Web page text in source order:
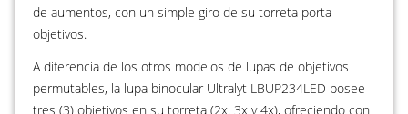
de aumentos, con un simple giro de su torreta porta
objetivos.
A diferencia de los otros modelos de lupas de objetivos
permutables, la lupa binocular Ultralyt LBUP234LED posee
tres (3) objetivos en su torreta (2x, 3x y 4x), ofreciendo con